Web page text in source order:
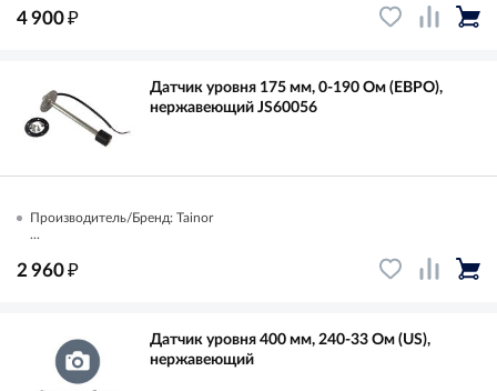
4 900₽
Датчик уровня 175 мм, 0-190 Ом (ЕВРО),
нержавеющий JS60056
Производитель/Бренд: Tainor
...
2 960₽
Датчик уровня 400 мм, 240-33 Ом (US),
нержавеющий